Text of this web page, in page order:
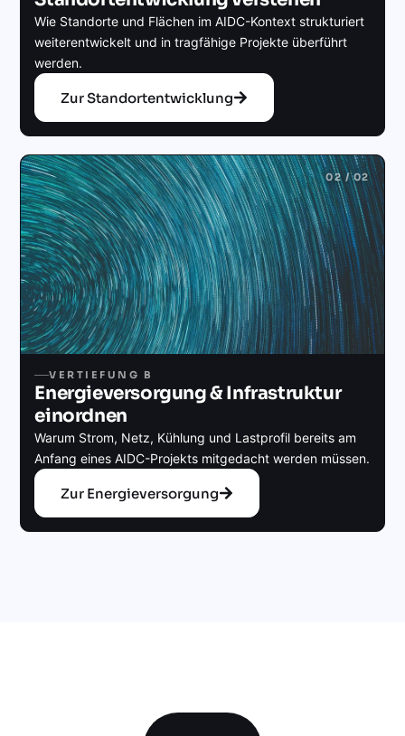
Wie Standorte und Flächen im AIDC-Kontext strukturiert
weiterentwickelt und in tragfähige Projekte überführt
werden.
Zur Standortentwicklung
02 / 02
VERTIEFUNG B
Energieversorgung & Infrastruktur
einordnen
Warum Strom, Netz, Kühlung und Lastprofil bereits am
Anfang eines AIDC-Projekts mitgedacht werden müssen.
Zur Energieversorgung